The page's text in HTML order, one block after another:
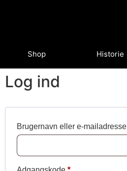
Shop Historie
Log ind
Brugernavn eller e-mailadresse